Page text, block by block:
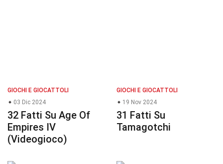
GIOCHI E GIOCATTOLI
03 Dic 2024
32 Fatti Su Age Of
Empires IV
(Videogioco)
GIOCHI E GIOCATTOLI
19 Nov 2024
31 Fatti Su
Tamagotchi